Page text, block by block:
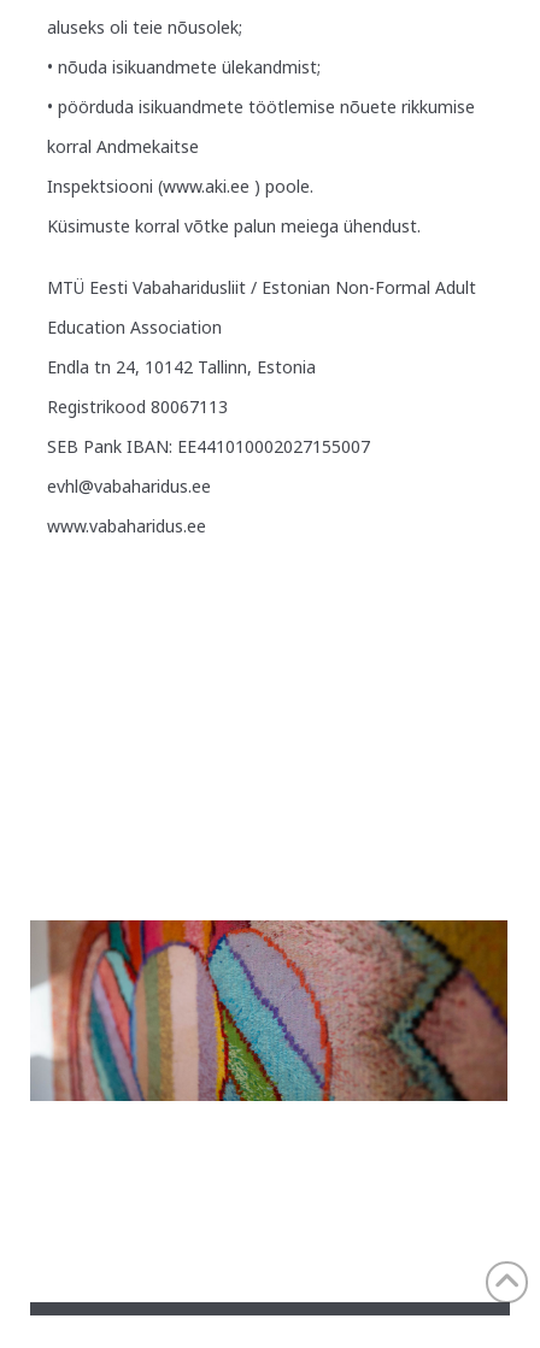
aluseks oli teie nõusolek;
• nõuda isikuandmete ülekandmist;
• pöörduda isikuandmete töötlemise nõuete rikkumise
korral Andmekaitse
Inspektsiooni (www.aki.ee ) poole.
Küsimuste korral võtke palun meiega ühendust.
MTÜ Eesti Vabaharidusliit / Estonian Non-Formal Adult
Education Association
Endla tn 24, 10142 Tallinn, Estonia
Registrikood 80067113
SEB Pank IBAN: EE441010002027155007
evhl@vabaharidus.ee
www.vabaharidus.ee